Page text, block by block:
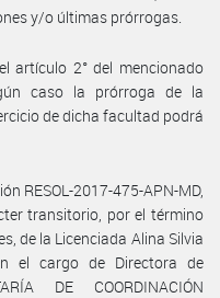
y/o últimas prórrogas.
artículo 2° del mencionado
caso la prórroga de la
de dicha facultad podrá
RESOL-2017-475-APN-MD,
transitorio, por el término
de la Licenciada Alina Silvia
el cargo de Directora de
DE COORDINACIÓN